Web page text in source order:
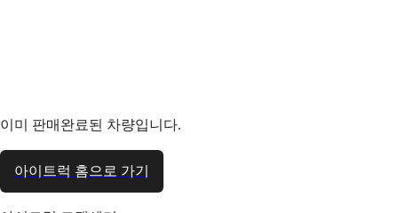
이미 판매완료된 차량입니다.
아이트럭 홈으로 가기